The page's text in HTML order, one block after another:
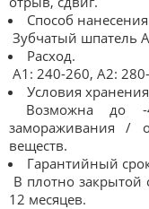
Способ
Зубчатый шпатель
Расход.
А1: 240-260, А2:
Условия
Возможна до -
замораживания /
веществ.
Гарантийный
В плотно закрытой
12 месяцев.